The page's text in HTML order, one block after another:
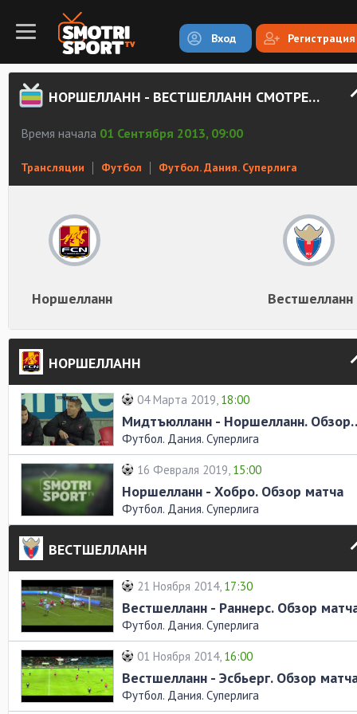
Вход Регистрация
НОРШЕЛЛАНН - ВЕСТШЕЛЛАНН СМОТРЕТЬ ОНЛАЙН
Время начала 01 Сентября 2013, 09:00
Трансляции Футбол Футбол. Дания. Суперлига
Норшелланн Вестшелланн
НОРШЕЛЛАНН
04 Марта 2019, 18:00
Футбол. Дания. Суперлига
16 Февраля 2019, 15:00
Норшелланн - Хобро. Обзор матча
Футбол. Дания. Суперлига
ВЕСТШЕЛЛАНН
21 Ноября 2014, 17:30
Вестшелланн - Раннерс. Обзор
Футбол. Дания. Суперлига
01 Ноября 2014, 16:00
Вестшелланн - Эсбьерг. Обзор
Футбол. Дания. Суперлига